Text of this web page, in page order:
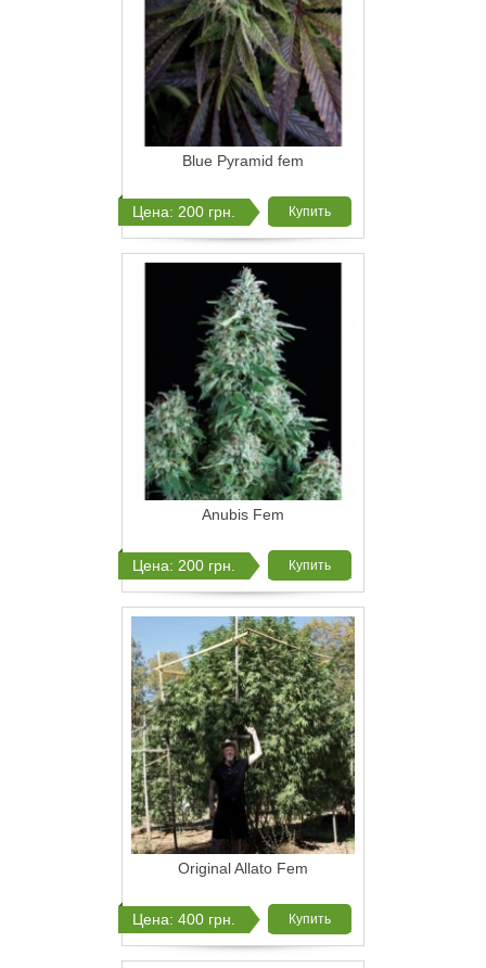
Blue Pyramid fem
Цена: 200 грн. Купить
Anubis Fem
Цена: 200 грн. Купить
Original Allato Fem
Цена: 400 грн. Купить